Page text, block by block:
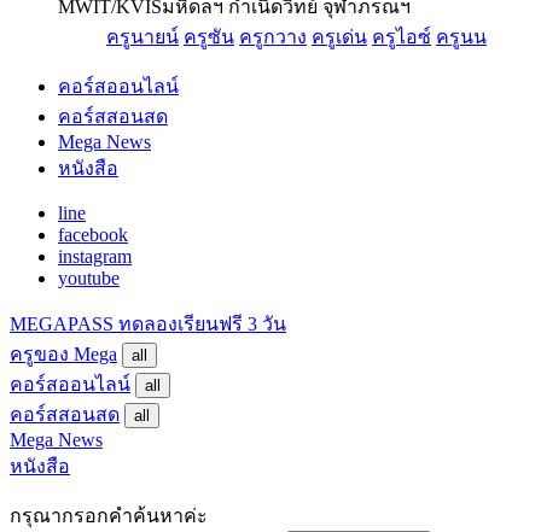
MWIT/KVISมหิดลฯ กำเนิดวิทย์ จุฬาภรณฯ
ครูนายน์ ครูซัน ครูกวาง ครูเด่น ครูไอซ์ ครูนน
คอร์สออนไลน์
คอร์สสอนสด
Mega News
หนังสือ
line
facebook
instagram
youtube
MEGAPASS ทดลองเรียนฟรี 3 วัน
ครูของ Mega
all
คอร์สออนไลน์ all
คอร์สสอนสด all
Mega News
หนังสือ
กรุณากรอกคำค้นหาค่ะ